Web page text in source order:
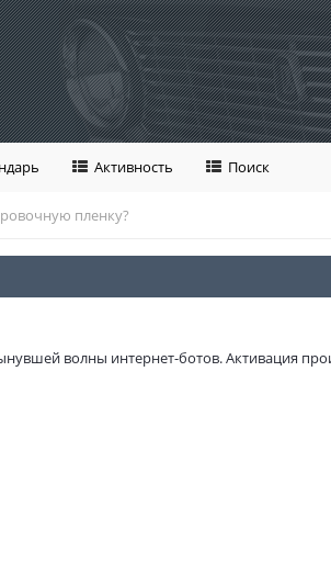
Активность Поиск
пленку?
волны интернет-ботов. Активация